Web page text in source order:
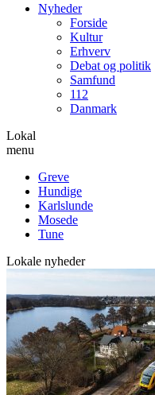
Nyheder
Forside
Kultur
Erhverv
Debat og politik
Samfund
112
Danmark
Lokal
menu
Greve
Hundige
Karlslunde
Mosede
Tune
Lokale nyheder